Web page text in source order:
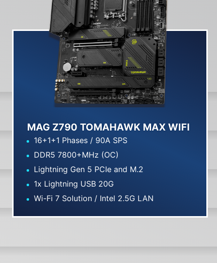
MAG Z790 TOMAHAWK MAX WIFI
16+1+1 Phases / 90A SPS
DDR5 7800+MHz (OC)
Lightning Gen 5 PCIe and M.2
1x Lightning USB 20G
Wi-Fi 7 Solution / Intel 2.5G LAN